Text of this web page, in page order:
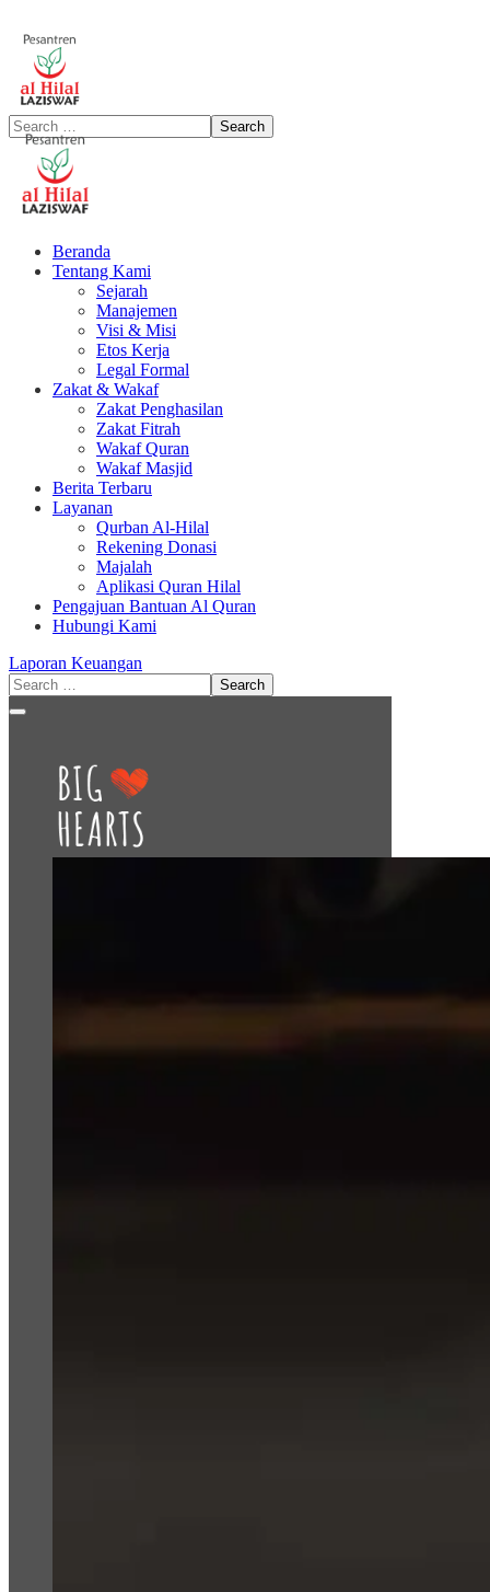
Beranda
Tentang Kami
Sejarah
Manajemen
Visi & Misi
Etos Kerja
Legal Formal
Zakat & Wakaf
Zakat Penghasilan
Zakat Fitrah
Wakaf Quran
Wakaf Masjid
Berita Terbaru
Layanan
Qurban Al-Hilal
Rekening Donasi
Majalah
Aplikasi Quran Hilal
Pengajuan Bantuan Al Quran
Hubungi Kami
Laporan Keuangan